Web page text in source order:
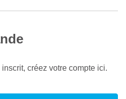
créez votre compte ici.